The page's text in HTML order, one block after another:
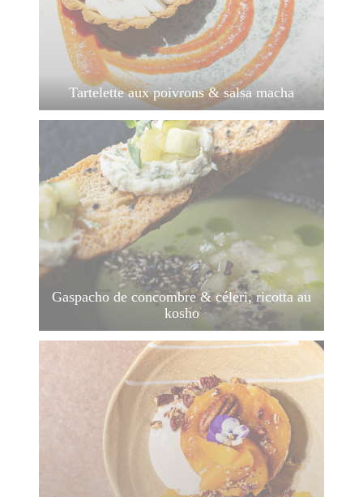
Tartelette aux poivrons & salsa macha
Gaspacho de concombre & céleri, ricotta au
kosho